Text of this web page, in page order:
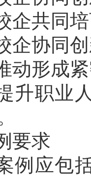
企共同
企协同
动形成
升职业
要求
例应包